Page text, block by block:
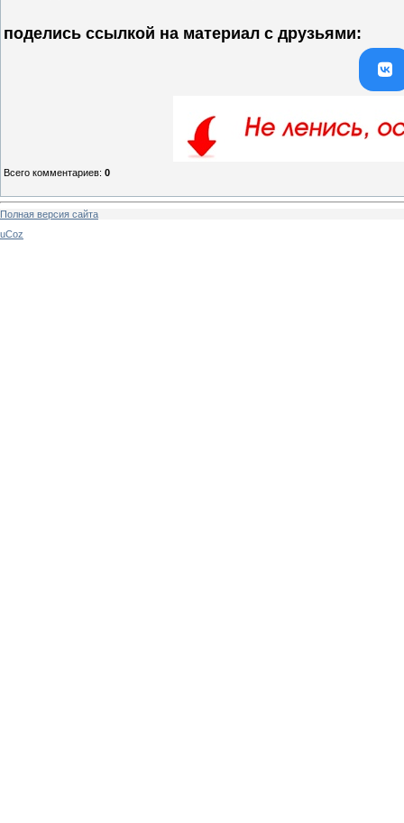
поделись ссылкой на материал c друзьями:
Всего комментариев: 0
Полная версия сайта
uCoz